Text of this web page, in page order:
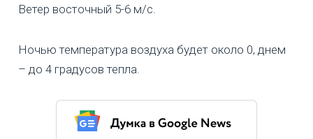
Ветер восточный 5-6 м/с.
Ночью температура воздуха будет около 0, днем
– до 4 градусов тепла.